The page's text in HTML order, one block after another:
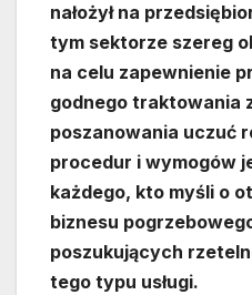
nałożył na
tym sektorze szereg
na celu zapewnienie
godnego traktowania
poszanowania uczuć
procedur i wymogów
każdego, kto myśli o
biznesu
poszukujących
tego typu usługi.